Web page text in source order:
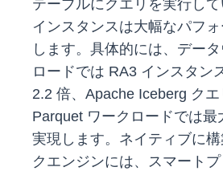
テーブルにクエリを実行し
インスタンスは大幅なパフ
します。具体的には、デー
ロードでは RA3 インスタン
2.2 倍、Apache Iceberg クエ
Parquet ワークロードでは最
実現します。ネイティブに
クエンジンには、スマート